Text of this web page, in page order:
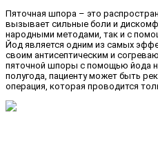
Пяточная шпора – это
вызывает сильные боли и
народными методами, так и с
Йод является одним из самых
своим антисептическим и
пяточной шпоры с помощью йода
полугода, пациенту может быть
операция, которая проводится